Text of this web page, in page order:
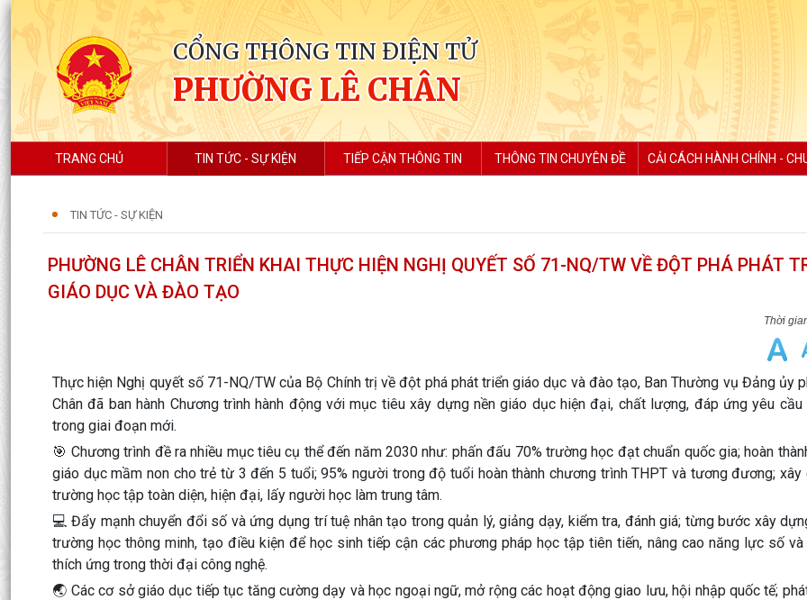
CỔNG THÔNG TIN ĐIỆN TỬ
PHƯỜNG LÊ CHÂN
TRANG CHỦ TIN TỨC - SỰ KIỆN TIẾP CẬN THÔNG TIN THÔNG TIN CHUYÊN ĐỀ CẢI CÁCH HÀNH CHÍNH -
TIN TỨC - SỰ KIỆN
PHƯỜNG LÊ CHÂN TRIỂN KHAI THỰC HIỆN NGHỊ QUYẾT SỐ 71-NQ/TW VỀ ĐỘT PHÁ PHÁT
GIÁO DỤC VÀ ĐÀO TẠO
Thực hiện Nghị quyết số 71-NQ/TW của Bộ Chính trị về đột phá phát triển giáo dục và đào tạo, Ban Thường vụ Đảng ủy
Chân đã ban hành Chương trình hành động với mục tiêu xây dựng nền giáo dục hiện đại, chất lượng, đáp ứng yêu cầu
trong giai đoạn mới.
🎯 Chương trình đề ra nhiều mục tiêu cụ thể đến năm 2030 như: phấn đấu 70% trường học đạt chuẩn quốc gia; hoàn
giáo dục mầm non cho trẻ từ 3 đến 5 tuổi; 95% người trong độ tuổi hoàn thành chương trình THPT và tương đương;
trường học tập toàn diện, hiện đại, lấy người học làm trung tâm.
💻 Đẩy mạnh chuyển đổi số và ứng dụng trí tuệ nhân tạo trong quản lý, giảng dạy, kiểm tra, đánh giá; từng bước xây
trường học thông minh, tạo điều kiện để học sinh tiếp cận các phương pháp học tập tiên tiến, nâng cao năng lực số và
thích ứng trong thời đại công nghệ.
🌏 Các cơ sở giáo dục tiếp tục tăng cường dạy và học ngoại ngữ, mở rộng các hoạt động giao lưu, hội nhập quốc tế;